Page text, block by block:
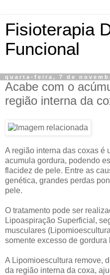
Fisioterapia
Funcional
quarta-feira, 7 de
Acabe com o
região interna da
A região interna das coxas é
acumula gordura, podendo
flacidez de pele. Entre as
genética, grandes perdas
pele.
O tratamento pode ser
Lipoaspiração Superficial,
musculares
somente excesso de
A Lipomioescultura remove,
da região interna da coxa,